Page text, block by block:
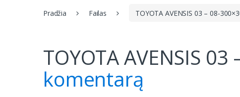
Pradžia Failas TOYOTA AVENSIS 03 – 08-
TOYOTA AVENSIS
komentarą